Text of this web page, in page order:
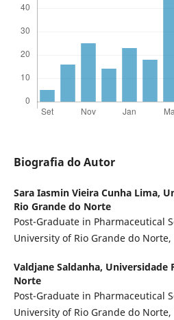
Biografia do Autor
Sara Iasmin Vieira Cunha Lima,
Rio Grande do Norte
Post-Graduate in Pharmaceutical
University of Rio Grande do
Valdjane Saldanha, Universidade
Norte
Post-Graduate in Pharmaceutical
University of Rio Grande do